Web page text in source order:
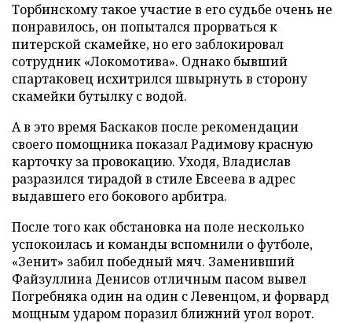
Торбинскому такое участие в его судьбе очень не
понравилось, он попытался прорваться к
питерской скамейке, но его заблокировал
сотрудник «Локомотива». Однако бывший
спартаковец исхитрился швырнуть в сторону
скамейки бутылку с водой.
А в это время Баскаков после рекомендации
своего помощника показал Радимову красную
карточку за провокацию. Уходя, Владислав
разразился тирадой в стиле Евсеева в адрес
выдавшего его бокового арбитра.
После того как обстановка на поле несколько
успокоилась и команды вспомнили о футболе,
«Зенит» забил победный мяч. Заменивший
Файзуллина Денисов отличным пасом вывел
Погребняка один на один с Левенцом, и форвард
мощным ударом поразил ближний угол ворот.